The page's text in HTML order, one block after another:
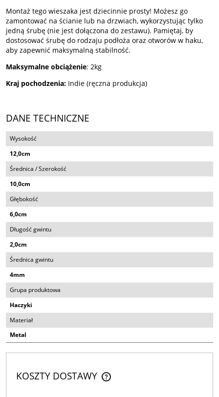
Montaż tego wieszaka jest dziecinnie prosty! Możesz go
zamontować na ścianie lub na drzwiach, wykorzystując tylko
jedną śrubę (nie jest dołączona do zestawu). Pamiętaj, by
dostosować śrubę do rodzaju podłoża oraz otworów w haku,
aby zapewnić maksymalną stabilność.
Maksymalne obciążenie: 2kg
Kraj pochodzenia: Indie (ręczna produkcja)
DANE TECHNICZNE
Wysokość
12,0cm
Średnica / Szerokość
10,0cm
Głębokość
6,0cm
Długość gwintu
2,0cm
Średnica gwintu
4mm
Grupa produktowa
Haczyki
Materiał
Metal
KOSZTY DOSTAWY
CENA NIE ZAWIERA EWENTUALNYCH KOSZTÓW PŁATNOŚCI